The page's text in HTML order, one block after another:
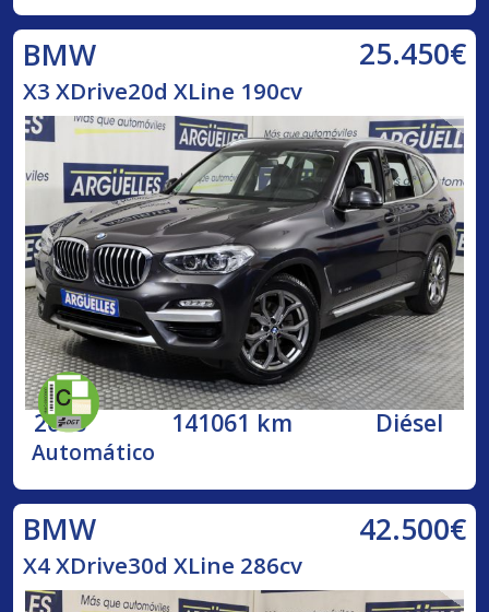
BMW 25.450€
X3 XDrive20d XLine 190cv
2018 141061 km Diésel
Automático
BMW 42.500€
X4 XDrive30d XLine 286cv